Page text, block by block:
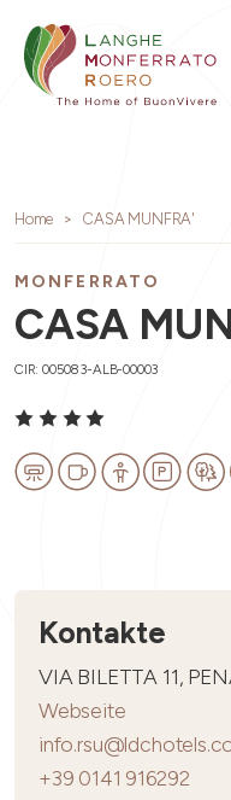
Home CASA MUNFRA'
MONFERRATO
CASA
CIR: 005083-ALB-00003
Kontakte
VIA BILETTA 11,
Webseite
+39 0141 916292